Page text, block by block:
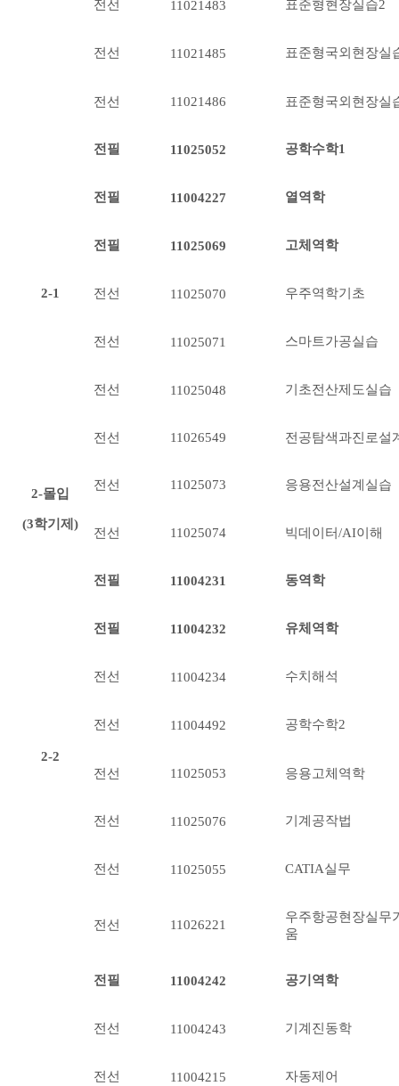
전선 11021483 표준형현장실습2
전선 11021485 표준형국외현장실
전선 11021486 표준형국외현장실
2-1
전필 11025052 공학수학1
전필 11004227 열역학
전필 11025069 고체역학
전선 11025070 우주역학기초
전선 11025071 스마트가공실습
전선 11025048 기초전산제도실습
전선 11026549 전공탐색과진로설
2-몰입
(3학기제)
전선 11025073 응용전산설계실습
전선 11025074 빅데이터/AI이해
2-2
전필 11004231 동역학
전필 11004232 유체역학
전선 11004234 수치해석
전선 11004492 공학수학2
전선 11025053 응용고체역학
전선 11025076 기계공작법
전선 11025055 CATIA실무
전선 11026221
우주항공현장실무
움
전필 11004242 공기역학
전선 11004243 기계진동학
전선 11004215 자동제어